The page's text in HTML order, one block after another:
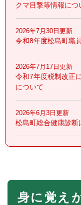
クマ目撃等情報につ
2026年7月30日更新
令和8年度松島町職
2026年7月17日更新
令和7年度税制改正
について
2026年6月3日更新
松島町総合健康診
本
身に覚え